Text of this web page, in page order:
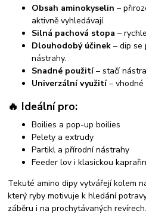
Obsah aminokyselin –
aktivně vyhledávají.
Silná pachová stopa –
Dlouhodobý účinek – dip se
nástrahy.
Snadné použití– stačí
Univerzální využití– vhodné
🔥 Ideální pro:
Boilies a pop-up boilies
Pelety a extrudy
Partikl a přírodní nástrahy
Feeder lov i klasickou
Tekuté amino dipy vytvářejí kolem
který ryby motivuje k hledání
záběru i na prochytávaných revírech.